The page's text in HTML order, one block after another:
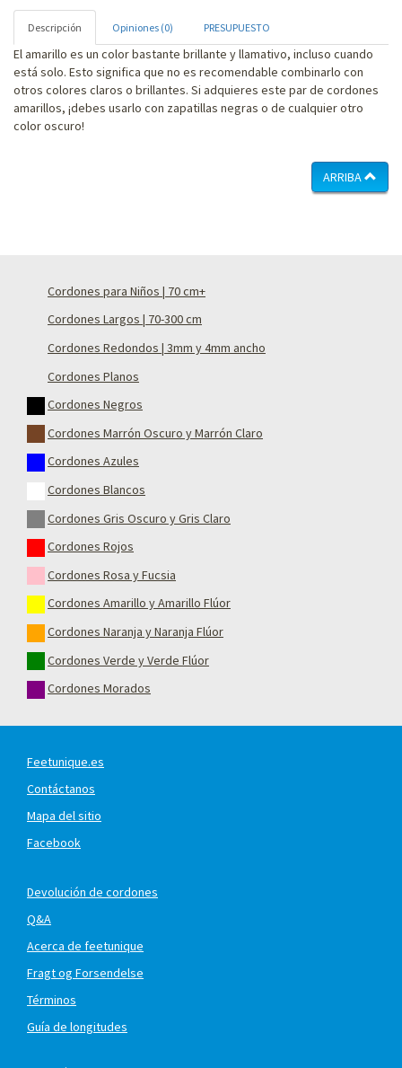
Descripción Opiniones (0) PRESUPUESTO
El amarillo es un color bastante brillante y llamativo, incluso cuando
está solo. Esto significa que no es recomendable combinarlo con
otros colores claros o brillantes. Si adquieres este par de cordones
amarillos, ¡debes usarlo con zapatillas negras o de cualquier otro
color oscuro!
ARRIBA
Cordones para Niños | 70 cm+
Cordones Largos | 70-300 cm
Cordones Redondos | 3mm y 4mm ancho
Cordones Planos
Cordones Negros
Cordones Marrón Oscuro y Marrón Claro
Cordones Azules
Cordones Blancos
Cordones Gris Oscuro y Gris Claro
Cordones Rojos
Cordones Rosa y Fucsia
Cordones Amarillo y Amarillo Flúor
Cordones Naranja y Naranja Flúor
Cordones Verde y Verde Flúor
Cordones Morados
Feetunique.es
Contáctanos
Mapa del sitio
Facebook
Devolución de cordones
Q&A
Acerca de feetunique
Fragt og Forsendelse
Términos
Guía de longitudes